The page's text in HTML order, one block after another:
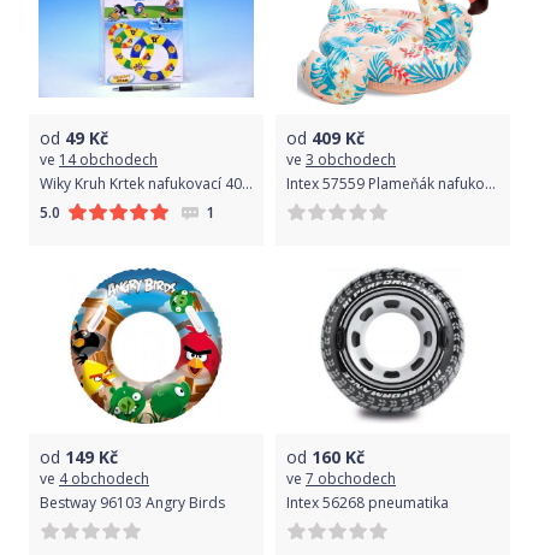
od 49 Kč
ve 14 obchodech
Wiky Kruh Krtek nafukovací 40cm asst 3 barvy v sáčku
5.0
1
od 409 Kč
ve 3 obchodech
Intex 57559 Plameňák nafukovací
od 149 Kč
ve 4 obchodech
Bestway 96103 Angry Birds
od 160 Kč
ve 7 obchodech
Intex 56268 pneumatika